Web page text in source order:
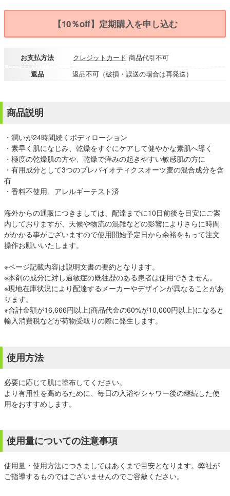
【10％off】定期購入を申し込む
お支払方法 クレジットカード 商品代引不可
返品
返品不可（破損・誤送の場合は再発送）
商品説明
・潤いが24時間続くボディローション
・素早く肌になじみ、乾燥をすぐにケアして健やかな素肌へ導く
・極度の乾燥肌の方や、乾燥で痒みの起きやすい敏感肌の方に
・有用成分として3つのプレバイオティクスオーツ麦の混合成分を含
有
・香料不使用、アレルギーテスト済
海外からの通販につきましては、配達までに10日前後を目安にご案
内しておりますが、天候や物流の混雑などの影響によりさらに時間
がかかる事がございますので使用開始予定日から余裕をもって注文
操作お願いいたします。
※ページ記載内容は説明文書の要約となります。
※本剤の成分に対し過敏症の既往歴のある患者は使用できません。
※現地在庫状況により配達するメーカーやデザインが異なることがあ
ります。
※合計金額が16,666円以上(商品代金の60%が10,000円以上)になると
輸入消費税などが荷物受取りの際に発生します。
使用方法
必要に応じて肌に塗布してください。
より有用性を高めるために、毎日の入浴やシャワー後の継続した使
用をおすすめします。
使用量についての注意事項
使用量・使用方法につきましてはあくまで目安となります。弊社が
ご指導するものではございませんのでご容赦ください。